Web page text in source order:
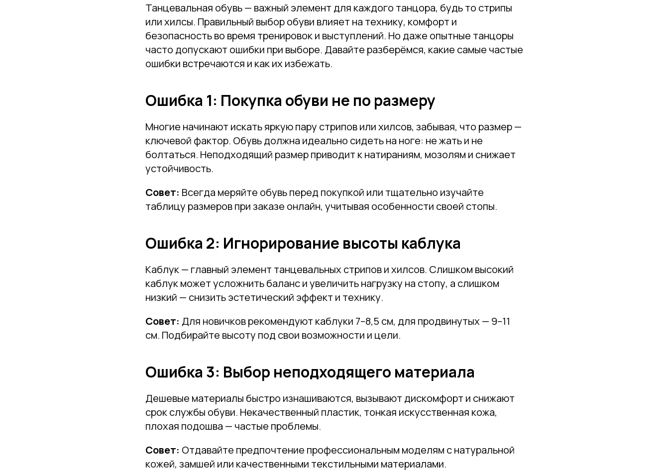
Привет! Дарим тебе -10% на первую покупку!
...и узнавай об акциях первой!
Отправить
персональных данных согласно 152-ФЗ.Подробнее
Танцевальная обувь — важный элемент для каждого танцора, будь то стрипы
или хилсы. Правильный выбор обуви влияет на технику, комфорт и
безопасность во время тренировок и выступлений. Но даже опытные танцоры
часто допускают ошибки при выборе. Давайте разберёмся, какие самые частые
ошибки встречаются и как их избежать.
Ошибка 1: Покупка обуви не по размеру
Многие начинают искать яркую пару стрипов или хилсов, забывая, что размер —
ключевой фактор. Обувь должна идеально сидеть на ноге: не жать и не
болтаться. Неподходящий размер приводит к натираниям, мозолям и снижает
устойчивость.
Совет: Всегда меряйте обувь перед покупкой или тщательно изучайте
таблицу размеров при заказе онлайн, учитывая особенности своей стопы.
Ошибка 2: Игнорирование высоты каблука
Каблук — главный элемент танцевальных стрипов и хилсов. Слишком высокий
каблук может усложнить баланс и увеличить нагрузку на стопу, а слишком
низкий — снизить эстетический эффект и технику.
Совет: Для новичков рекомендуют каблуки 7–8,5 см, для продвинутых — 9–11
см. Подбирайте высоту под свои возможности и цели.
Ошибка 3: Выбор неподходящего материала
Дешевые материалы быстро изнашиваются, вызывают дискомфорт и снижают
срок службы обуви. Некачественный пластик, тонкая искусственная кожа,
плохая подошва — частые проблемы.
Совет: Отдавайте предпочтение профессиональным моделям с натуральной
кожей, замшей или качественными текстильными материалами.